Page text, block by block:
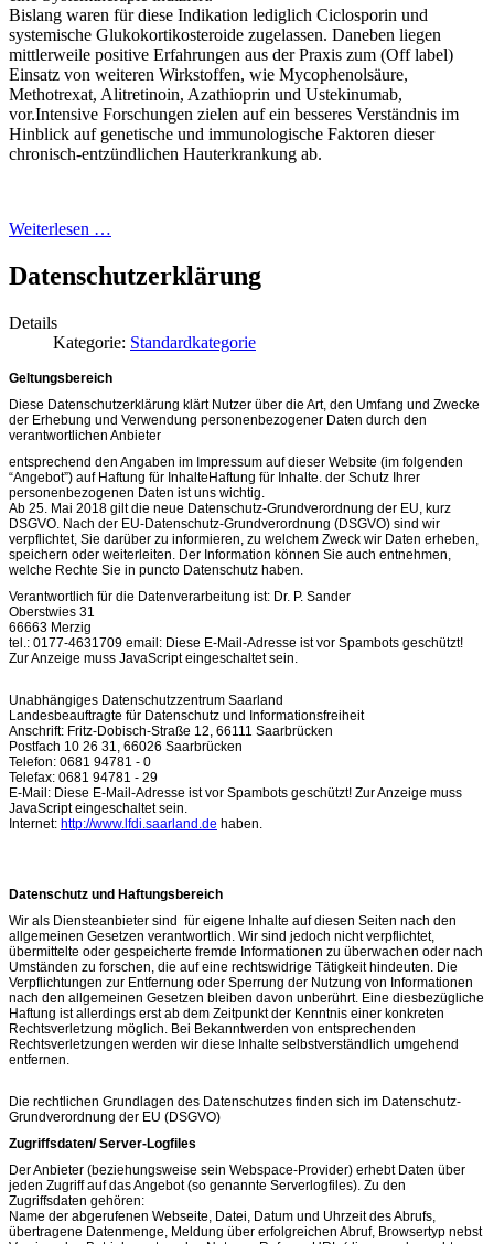
Bislang waren für diese Indikation lediglich Ciclosporin und
systemische Glukokortikosteroide zugelassen. Daneben liegen
mittlerweile positive Erfahrungen aus der Praxis zum (Off label)
Einsatz von weiteren Wirkstoffen, wie Mycophenolsäure,
Methotrexat, Alitretinoin, Azathioprin und Ustekinumab,
vor.Intensive Forschungen zielen auf ein besseres Verständnis im
Hinblick auf genetische und immunologische Faktoren dieser
chronisch-entzündlichen Hauterkrankung ab.
Weiterlesen …
Datenschutzerklärung
Details
Kategorie: Standardkategorie
Geltungsbereich
Diese Datenschutzerklärung klärt Nutzer über die Art, den Umfang und Zwecke
der Erhebung und Verwendung personenbezogener Daten durch den
verantwortlichen Anbieter
entsprechend den Angaben im Impressum auf dieser Website (im folgenden
“Angebot”) auf Haftung für InhalteHaftung für Inhalte. der Schutz Ihrer
personenbezogenen Daten ist uns wichtig.
Ab 25. Mai 2018 gilt die neue Datenschutz-Grundverordnung der EU, kurz
DSGVO. Nach der EU-Datenschutz-Grundverordnung (DSGVO) sind wir
verpflichtet, Sie darüber zu informieren, zu welchem Zweck wir Daten erheben,
speichern oder weiterleiten. Der Information können Sie auch entnehmen,
welche Rechte Sie in puncto Datenschutz haben.
Verantwortlich für die Datenverarbeitung ist: Dr. P. Sander
Oberstwies 31
66663 Merzig
tel.: 0177-4631709 email: Diese E-Mail-Adresse ist vor Spambots geschützt!
Zur Anzeige muss JavaScript eingeschaltet sein.
Unabhängiges Datenschutzzentrum Saarland
Landesbeauftragte für Datenschutz und Informationsfreiheit
Anschrift: Fritz-Dobisch-Straße 12, 66111 Saarbrücken
Postfach 10 26 31, 66026 Saarbrücken
Telefon: 0681 94781 - 0
Telefax: 0681 94781 - 29
E-Mail: Diese E-Mail-Adresse ist vor Spambots geschützt! Zur Anzeige muss
JavaScript eingeschaltet sein.
Internet: http://www.lfdi.saarland.de haben.
Datenschutz und Haftungsbereich
Wir als Diensteanbieter sind für eigene Inhalte auf diesen Seiten nach den
allgemeinen Gesetzen verantwortlich. Wir sind jedoch nicht verpflichtet,
übermittelte oder gespeicherte fremde Informationen zu überwachen oder nach
Umständen zu forschen, die auf eine rechtswidrige Tätigkeit hindeuten. Die
Verpflichtungen zur Entfernung oder Sperrung der Nutzung von Informationen
nach den allgemeinen Gesetzen bleiben davon unberührt. Eine diesbezügliche
Haftung ist allerdings erst ab dem Zeitpunkt der Kenntnis einer konkreten
Rechtsverletzung möglich. Bei Bekanntwerden von entsprechenden
Rechtsverletzungen werden wir diese Inhalte selbstverständlich umgehend
entfernen.
Die rechtlichen Grundlagen des Datenschutzes finden sich im Datenschutz-
Grundverordnung der EU (DSGVO)
Zugriffsdaten/ Server-Logfiles
Der Anbieter (beziehungsweise sein Webspace-Provider) erhebt Daten über
jeden Zugriff auf das Angebot (so genannte Serverlogfiles). Zu den
Zugriffsdaten gehören:
Name der abgerufenen Webseite, Datei, Datum und Uhrzeit des Abrufs,
übertragene Datenmenge, Meldung über erfolgreichen Abruf, Browsertyp nebst